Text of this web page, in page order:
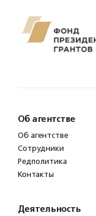
Об агентстве
Об агентстве
Сотрудники
Редполитика
Контакты
Деятельность